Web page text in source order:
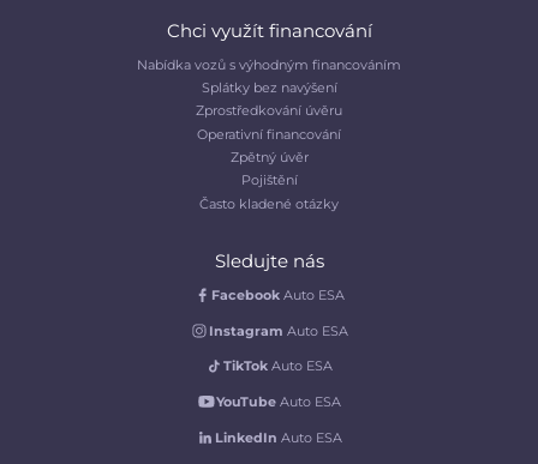
Chci využít financování
Nabídka vozů s výhodným financováním
Splátky bez navýšení
Zprostředkování úvěru
Operativní financování
Zpětný úvěr
Pojištění
Často kladené otázky
Sledujte nás
Facebook Auto ESA
Instagram Auto ESA
TikTok Auto ESA
YouTubeAuto ESA
LinkedIn Auto ESA